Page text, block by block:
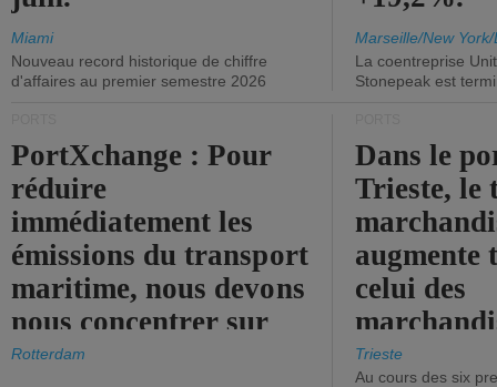
Miami
Nouveau record historique de chiffre
d'affaires au premier semestre 2026
Marseille/New
La coentreprise
Stonepeak est
PortXchange : Pour
réduire
immédiatement les
émissions du transport
maritime, nous devons
nous concentrer sur
les ports.
Rotterdam
Dans le
Trieste, le
augmente
celui des
diminue.
Trieste
Au cours des six